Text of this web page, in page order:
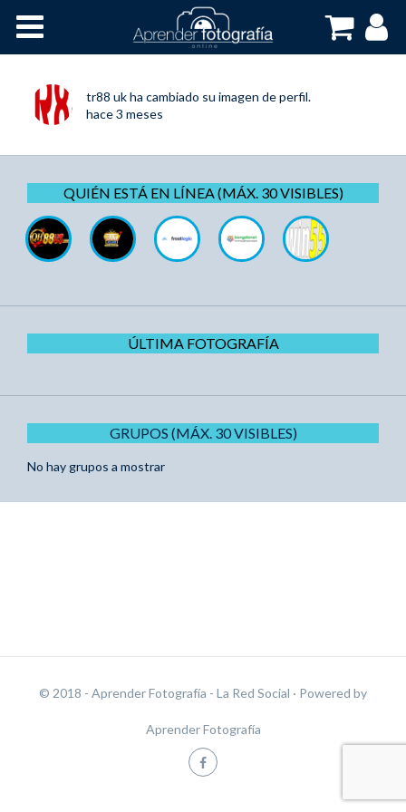
Cursos OnLine
tr88 ukha cambiado su imagen de perfil.
hace 3 meses
QUIÉN ESTÁ EN LÍNEA (MÁX. 30 VISIBLES)
ÚLTIMA FOTOGRAFÍA
GRUPOS (MÁX. 30 VISIBLES)
No hay grupos a mostrar
© 2018 - Aprender Fotografía - La Red Social · Powered by
Aprender Fotografía